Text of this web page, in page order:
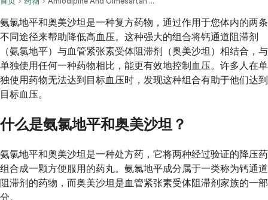
氨氯地平和奥美沙坦是一种复方药物，通过作用于您体内的两条
不同途径来帮助降低高血压。这种强大的组合将钙通道阻滞剂
（氨氯地平）与血管紧张素受体阻滞剂（奥美沙坦）相结合，与
单独使用任何一种药物相比，能更有效地控制血压。许多人在单
独使用药物无法达到目标血压时，发现这种组合有助于他们达到
目标血压。
什么是氨氯地平和奥美沙坦？
氨氯地平和奥美沙坦是一种处方药，它将两种经过验证的降压药
组合成一颗方便服用的药丸。氨氯地平成分属于一类称为钙通道
阻滞剂的药物，而奥美沙坦是血管紧张素受体阻滞剂家族的一部
分。